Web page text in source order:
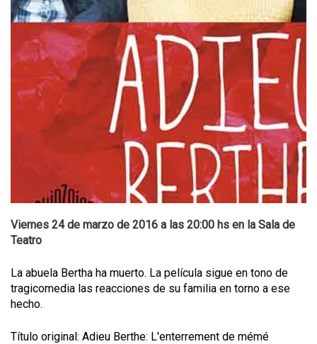
Viernes 24 de marzo de 2016 a las 20:00 hs en la Sala de
Teatro
La abuela Bertha ha muerto. La película sigue en tono de
tragicomedia las reacciones de su familia en torno a ese
hecho.
Título original: Adieu Berthe: L'enterrement de mémé